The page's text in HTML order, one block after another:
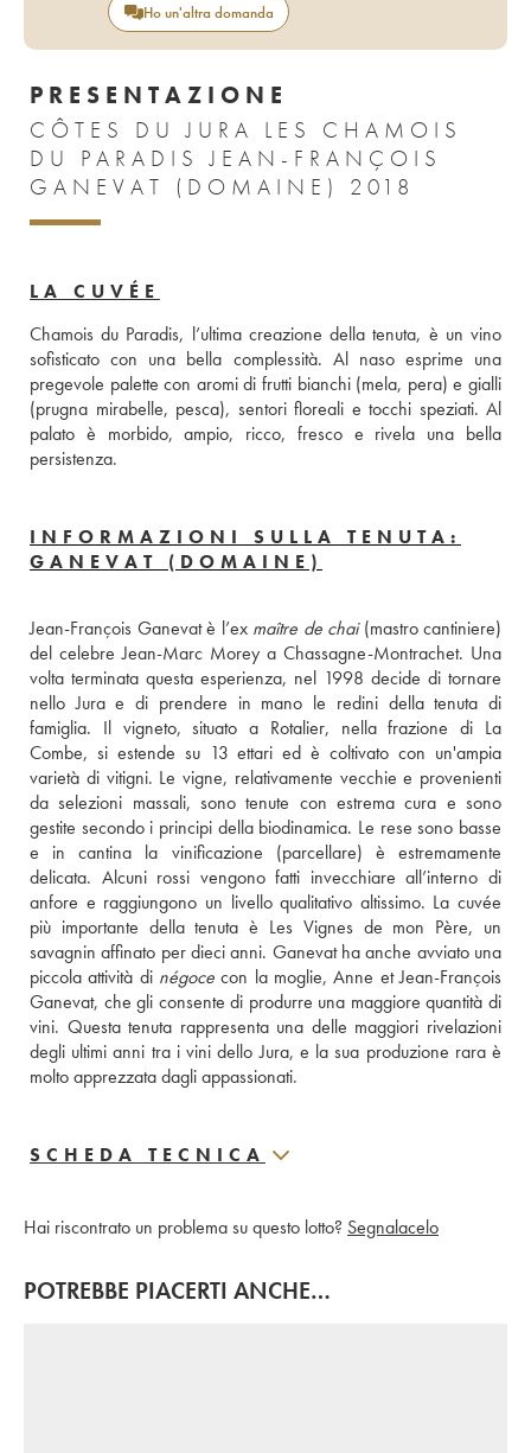
Ho un'altra domanda
PRESENTAZIONE
CÔTES DU JURA LES CHAMOIS
DU PARADIS JEAN-FRANÇOIS
GANEVAT (DOMAINE) 2018
LA CUVÉE
Chamois du Paradis, l’ultima creazione della tenuta, è un vino
sofisticato con una bella complessità. Al naso esprime una
pregevole palette con aromi di frutti bianchi (mela, pera) e gialli
(prugna mirabelle, pesca), sentori floreali e tocchi speziati. Al
palato è morbido, ampio, ricco, fresco e rivela una bella
persistenza.
INFORMAZIONI SULLA TENUTA:
GANEVAT (DOMAINE)
Jean-François Ganevat è l’ex maître de chai (mastro cantiniere)
del celebre Jean-Marc Morey a Chassagne-Montrachet. Una
volta terminata questa esperienza, nel 1998 decide di tornare
nello Jura e di prendere in mano le redini della tenuta di
famiglia. Il vigneto, situato a Rotalier, nella frazione di La
Combe, si estende su 13 ettari ed è coltivato con un'ampia
varietà di vitigni. Le vigne, relativamente vecchie e provenienti
da selezioni massali, sono tenute con estrema cura e sono
gestite secondo i principi della biodinamica. Le rese sono basse
e in cantina la vinificazione (parcellare) è estremamente
delicata. Alcuni rossi vengono fatti invecchiare all’interno di
anfore e raggiungono un livello qualitativo altissimo. La cuvée
più importante della tenuta è Les Vignes de mon Père, un
savagnin affinato per dieci anni. Ganevat ha anche avviato una
piccola attività di négoce con la moglie, Anne et Jean-François
Ganevat, che gli consente di produrre una maggiore quantità di
vini. Questa tenuta rappresenta una delle maggiori rivelazioni
degli ultimi anni tra i vini dello Jura, e la sua produzione rara è
molto apprezzata dagli appassionati.
SCHEDA TECNICA
Hai riscontrato un problema su questo lotto? Segnalacelo
POTREBBE PIACERTI ANCHE…